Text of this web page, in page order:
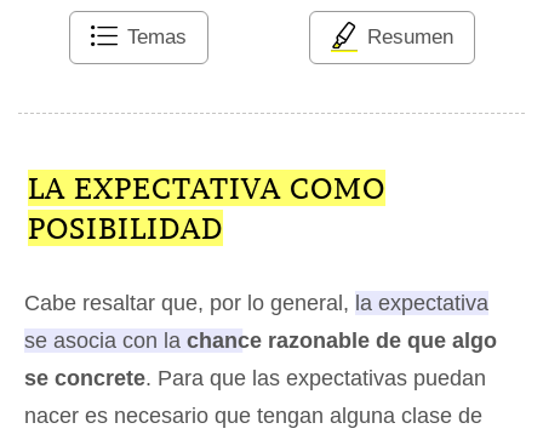
Temas Resumen
LA EXPECTATIVA COMO
POSIBILIDAD
Cabe resaltar que, por lo general, la expectativa
se asocia con la chance razonable de que algo
se concrete. Para que las expectativas puedan
nacer es necesario que tengan alguna clase de